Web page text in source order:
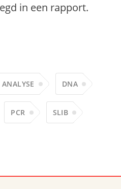
in een rapport.
DNA
PCR SLIB